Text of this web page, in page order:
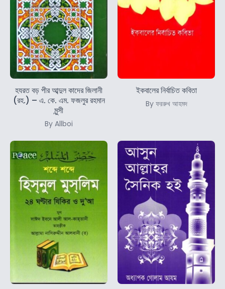
হযরত বড় পীর আব্দুল কাদের জিলানী
(রহ.) – এ. কে. এম. ফজলুর রহমান
মুন্সী
By Allboi
ইকবালের নির্বাচিত কবিতা
By ফররুখ আহমদ